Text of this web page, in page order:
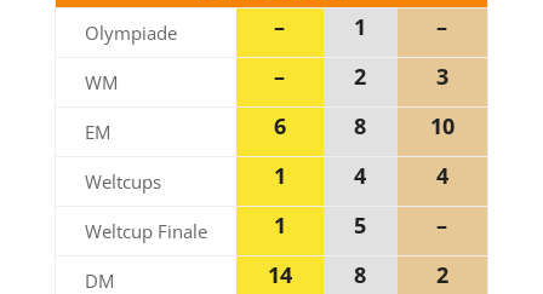
Olympiade
– 1 –
WM – 2 3
EM 6 8 10
Weltcups 1 4 4
Weltcup Finale 1 5 –
DM 14 8 2